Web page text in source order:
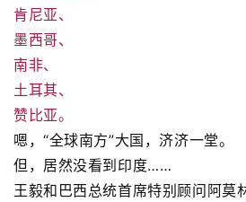
肯尼亚、
墨西哥、
南非、
土耳其、
赞比亚。
嗯，“全球南方”大国，济济一堂。
但，居然没看到印度……
王毅和巴西总统首席特别顾问阿莫